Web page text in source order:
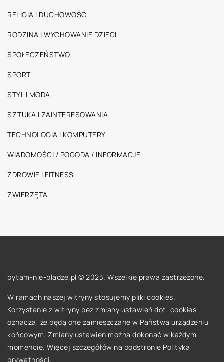
RELIGIA I DUCHOWOŚĆ
RODZINA I WYCHOWANIE DZIECI
SPOŁECZEŃSTWO
SPORT
STYL I MODA
SZTUKA I ZAINTERESOWANIA
TECHNOLOGIA I KOMPUTERY
WIADOMOŚCI / POGODA / INFORMACJE
ZDROWIE I FITNESS
ZWIERZĘTA
pytam-nie-bladze.pl © 2023. Wszelkie prawa zastrzeżone.
W ramach naszej witryny stosujemy pliki cookies.
Korzystanie z witryny bez zmiany ustawień dot. cookies
oznacza, że będą one zamieszczane w Państwa urządzeniu
końcowym. Zmiany ustawień można dokonać w każdym
momencie. Więcej szczegółów na podstronie Polityka
prywatności.